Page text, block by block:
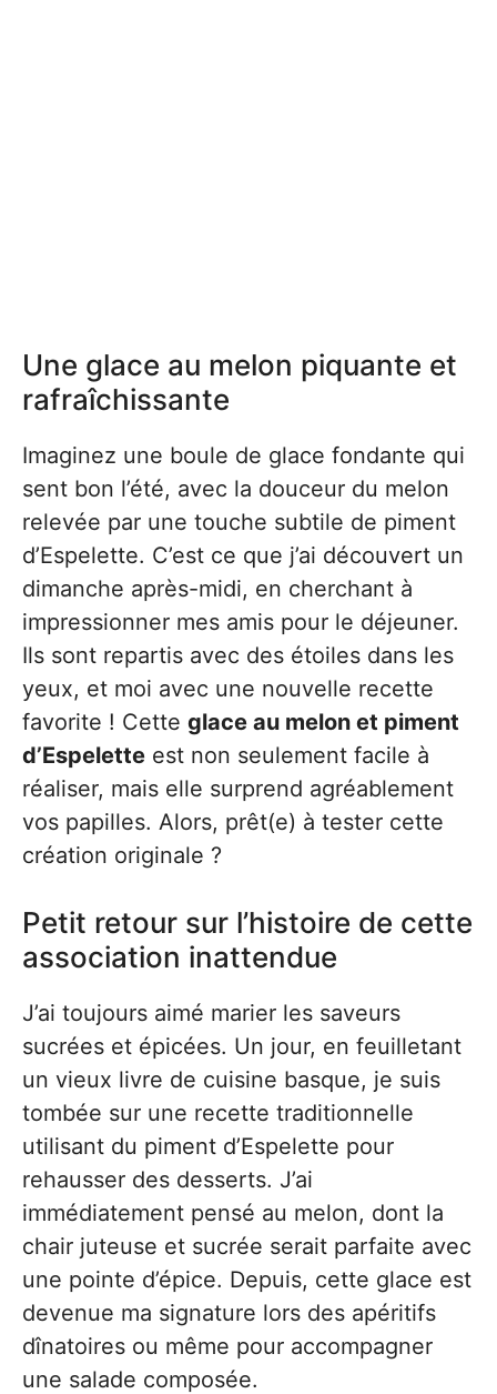
Une glace au melon piquante et
rafraîchissante
Imaginez une boule de glace fondante qui
sent bon l’été, avec la douceur du melon
relevée par une touche subtile de piment
d’Espelette. C’est ce que j’ai découvert un
dimanche après-midi, en cherchant à
impressionner mes amis pour le déjeuner.
Ils sont repartis avec des étoiles dans les
yeux, et moi avec une nouvelle recette
favorite ! Cette glace au melon et piment
d’Espelette est non seulement facile à
réaliser, mais elle surprend agréablement
vos papilles. Alors, prêt(e) à tester cette
création originale ?
Petit retour sur l’histoire de cette
association inattendue
J’ai toujours aimé marier les saveurs
sucrées et épicées. Un jour, en feuilletant
un vieux livre de cuisine basque, je suis
tombée sur une recette traditionnelle
utilisant du piment d’Espelette pour
rehausser des desserts. J’ai
immédiatement pensé au melon, dont la
chair juteuse et sucrée serait parfaite avec
une pointe d’épice. Depuis, cette glace est
devenue ma signature lors des apéritifs
dînatoires ou même pour accompagner
une salade composée.